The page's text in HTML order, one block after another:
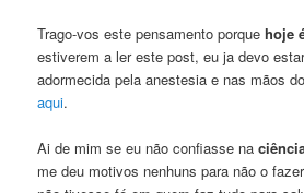
Trago-vos este pensamento porquehoje
estiverem a ler este post, eu ja devo
adormecida pela anestesia e nas mãos
aqui.
Ai de mim se eu não confiasse na
me deu motivos nenhuns para não o fazer